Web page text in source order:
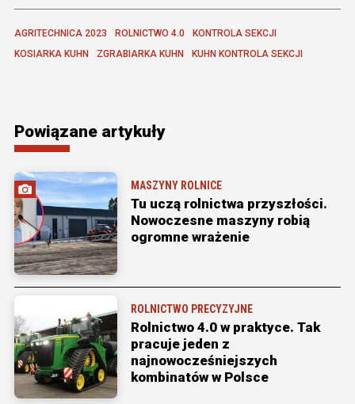
AGRITECHNICA 2023 ROLNICTWO 4.0
KONTROLA SEKCJI
KOSIARKA KUHN
ZGRABIARKA KUHN KUHN KONTROLA SEKCJI
Powiązane artykuły
MASZYNY ROLNICE
Tu uczą rolnictwa przyszłości.
Nowoczesne maszyny robią
ogromne wrażenie
ROLNICTWO PRECYZYJNE
Rolnictwo 4.0 w praktyce. Tak
pracuje jeden z
najnowocześniejszych
kombinatów w Polsce